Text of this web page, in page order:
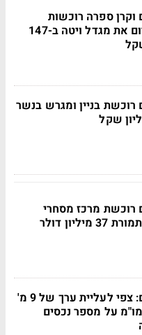
וקרן ספרה רוכשות
מאשטרום את מגדל ויטה ב-147
רוכשת בניין ומגרש בנשר
רוכשת מרכז מסחרי
דולר
מישורים: צפי לעליית ערך של 9 מ'
על מספר נכסים